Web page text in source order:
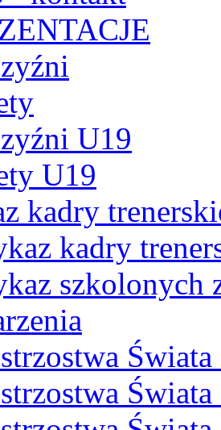
U19
U19
kadry
kadry
szkolonych